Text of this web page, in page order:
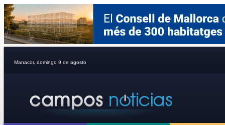
Manacor, domingo 9 de agosto